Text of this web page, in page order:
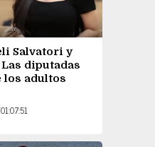
Salvatori y
diputadas
los adultos